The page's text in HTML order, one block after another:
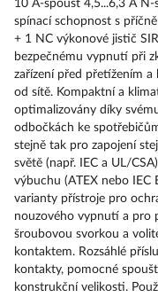
10 A-spoušť 4,5...6,3 A
spínací schopnost s
+ 1 NC výkonové jistič
bezpečnému vypnutí při
zařízení před přetížením
od sítě. Kompaktní a
optimalizovány díky
odbočkách ke
stejně tak pro zapojení
světě (např. IEC a UL/
výbuchu (ATEX nebo IEC
varianty přístroje pro
nouzového vypnutí a pro
šroubovou svorkou a
kontaktem. Rozsáhlé
kontakty, pomocné
konstrukční velikosti.